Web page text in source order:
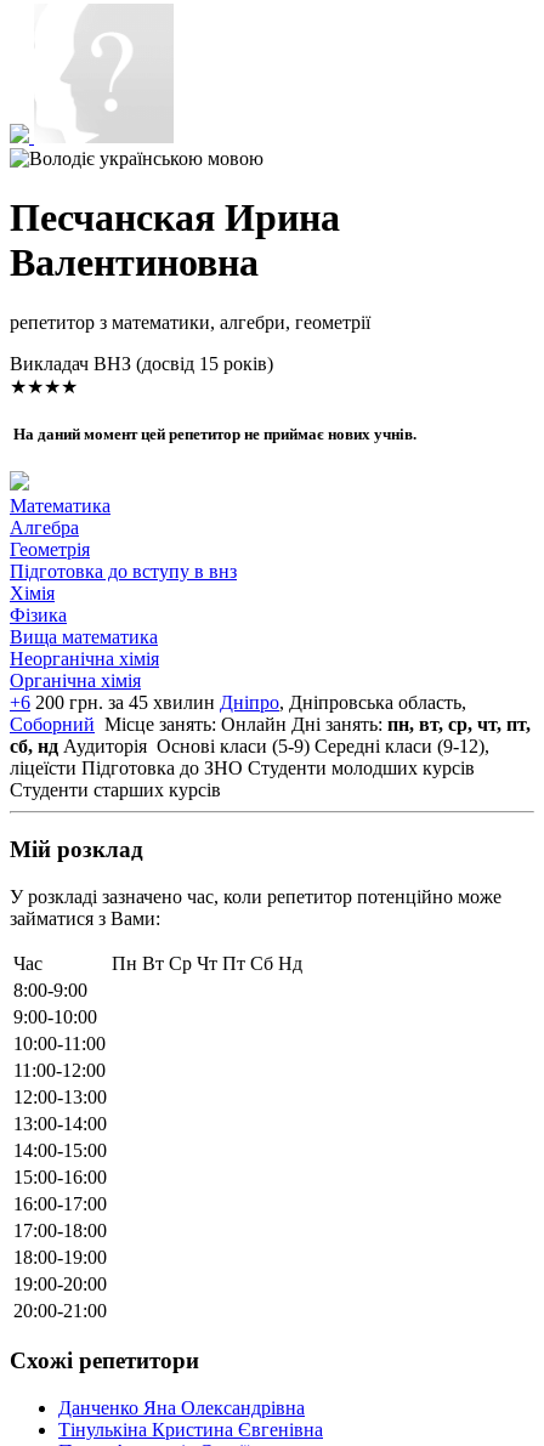
Песчанская Ирина
Валентиновна
репетитор з математики, алгебри, геометрії
Викладач ВНЗ (досвід 15 років)
★★★★
На даний момент цей репетитор не приймає нових учнів.
Математика
Алгебра
Геометрія
Підготовка до вступу в внз
Хімія
Фізика
Вища математика
Неорганічна хімія
Органічна хімія
+6 200 грн. за 45 хвилин Дніпро, Дніпровська область,
Соборний Місце занять: Онлайн Дні занять: пн, вт, ср, чт, пт,
сб, нд Аудиторія Основі класи (5-9) Середні класи (9-12),
ліцеїсти Підготовка до ЗНО Студенти молодших курсів
Студенти старших курсів
Мій розклад
У розкладі зазначено час, коли репетитор потенційно може
займатися з Вами:
Час Пн Вт Ср Чт Пт Сб Нд
8:00-9:00
9:00-10:00
10:00-11:00
11:00-12:00
12:00-13:00
13:00-14:00
14:00-15:00
15:00-16:00
16:00-17:00
17:00-18:00
18:00-19:00
19:00-20:00
20:00-21:00
Схожі репетитори
Данченко Яна Олександрівна
Тінулькіна Кристина Євгенівна